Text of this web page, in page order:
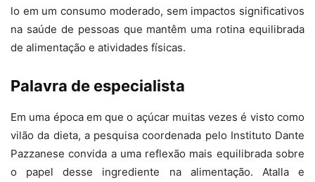
lo em um consumo moderado, sem impactos significativos
na saúde de pessoas que mantêm uma rotina equilibrada
de alimentação e atividades físicas.
Palavra de especialista
Em uma época em que o açúcar muitas vezes é visto como
vilão da dieta, a pesquisa coordenada pelo Instituto Dante
Pazzanese convida a uma reflexão mais equilibrada sobre
o papel desse ingrediente na alimentação. Atalla e